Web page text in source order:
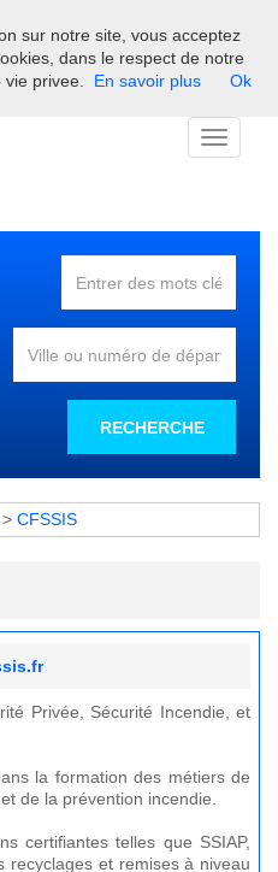
professionnels français de la
Toggle
RECHERCHE
> CFSSIS
Privée, Sécurité Incendie, et
la formation des métiers de
de la prévention incendie.
certifiantes telles que SSIAP,
recyclages et remises à niveau
sur notre site, vous acceptez
dans le respect de notre
privee.
En savoir plus Ok